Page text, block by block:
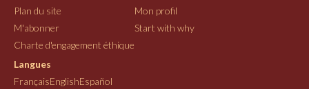
Plan du site
Mon profil
M'abonner
Start with why
Charte d'engagement éthique
Langues
FrançaisEnglishEspañol